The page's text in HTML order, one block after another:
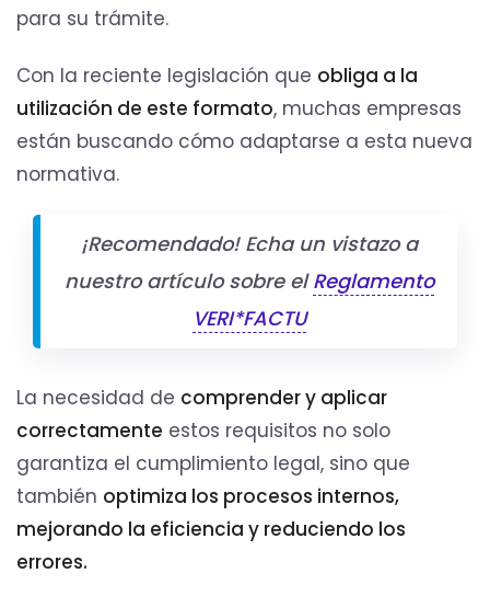
para su trámite.
Con la reciente legislación que obliga a la
utilización de este formato, muchas empresas
están buscando cómo adaptarse a esta nueva
normativa.
¡Recomendado! Echa un vistazo a
nuestro artículo sobre elReglamento
VERI*FACTU
La necesidad de comprender y aplicar
correctamente estos requisitos no solo
garantiza el cumplimiento legal, sino que
también optimiza los procesos internos,
mejorando la eficiencia y reduciendo los
errores.